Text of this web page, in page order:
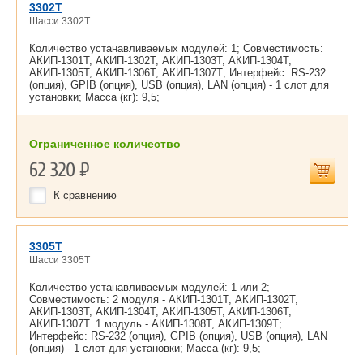
3302Т
Шасси 3302Т
Количество устанавливаемых модулей: 1; Совместимость:
АКИП-1301Т, АКИП-1302Т, АКИП-1303Т, АКИП-1304Т,
АКИП-1305Т, АКИП-1306Т, АКИП-1307Т; Интерфейс: RS-232
(опция), GPIB (опция), USB (опция), LAN (опция) - 1 слот для
установки; Масса (кг): 9,5;
Ограниченное количество
62 320Р
К сравнению
3305Т
Шасси 3305Т
Количество устанавливаемых модулей: 1 или 2;
Совместимость: 2 модуля - АКИП-1301Т, АКИП-1302Т,
АКИП-1303Т, АКИП-1304Т, АКИП-1305Т, АКИП-1306Т,
АКИП-1307Т. 1 модуль - АКИП-1308Т, АКИП-1309Т;
Интерфейс: RS-232 (опция), GPIB (опция), USB (опция), LAN
(опция) - 1 слот для установки; Масса (кг): 9,5;